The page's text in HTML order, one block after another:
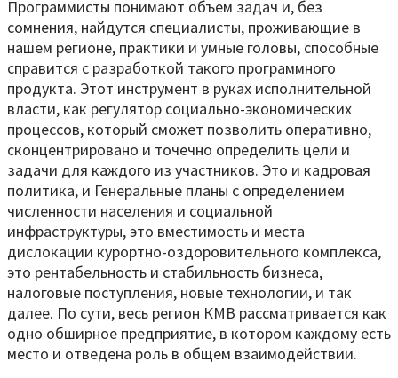
Программисты понимают объем задач и, без
сомнения, найдутся специалисты, проживающие в
нашем регионе, практики и умные головы, способные
справится с разработкой такого программного
продукта. Этот инструмент в руках исполнительной
власти, как регулятор социально-экономических
процессов, который сможет позволить оперативно,
сконцентрировано и точечно определить цели и
задачи для каждого из участников. Это и кадровая
политика, и Генеральные планы с определением
численности населения и социальной
инфраструктуры, это вместимость и места
дислокации курортно-оздоровительного комплекса,
это рентабельность и стабильность бизнеса,
налоговые поступления, новые технологии, и так
далее. По сути, весь регион КМВ рассматривается как
одно обширное предприятие, в котором каждому есть
место и отведена роль в общем взаимодействии.